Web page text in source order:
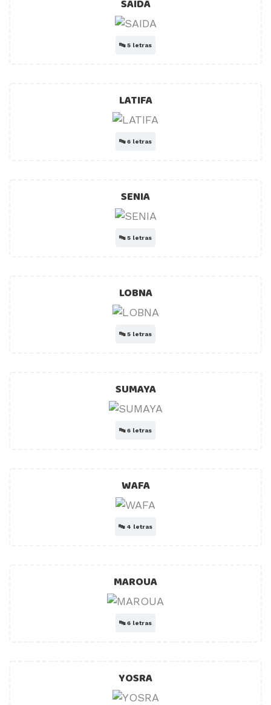
SAIDA
🔤5 letras
LATIFA
🔤6 letras
SENIA
🔤5 letras
LOBNA
🔤5 letras
SUMAYA
🔤6 letras
WAFA
🔤 4 letras
MAROUA
🔤6 letras
YOSRA